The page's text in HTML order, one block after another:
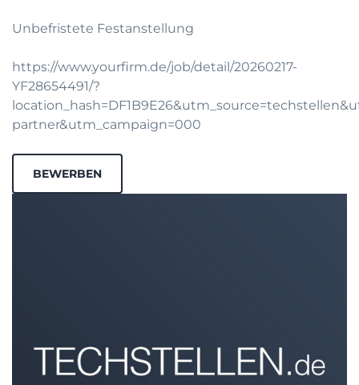
Unbefristete Festanstellung
https://www.yourfirm.de/job/detail/20260217-
YF28654491/?
partner&utm_campaign=000
BEWERBEN